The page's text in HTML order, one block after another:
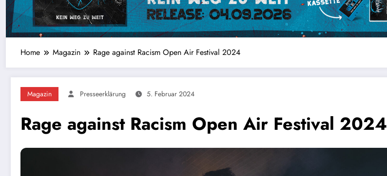
Home Magazin Rage against Racism Open Air Festival 2024
Magazin Presseerklärung 5. Februar 2024
Rage against Racism Open Air Festival 2024